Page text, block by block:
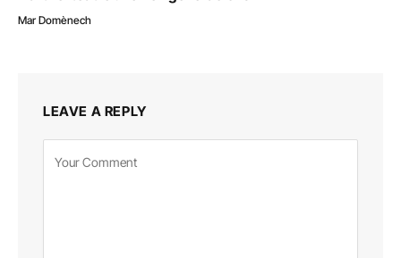
Mar Domènech
LEAVE A REPLY